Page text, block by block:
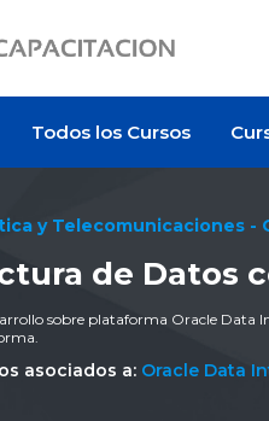
Todos los Cursos
y Telecomunicaciones -
de Datos
sobre plataforma Oracle Data
asociados a: Oracle Data